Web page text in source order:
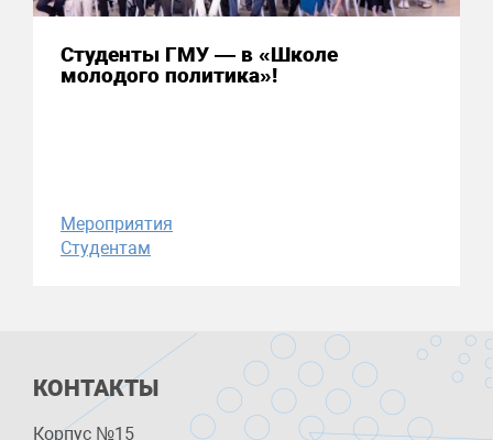
Студенты ГМУ — в «Школе
молодого политика»!
Мероприятия
Студентам
КОНТАКТЫ
Корпус №15